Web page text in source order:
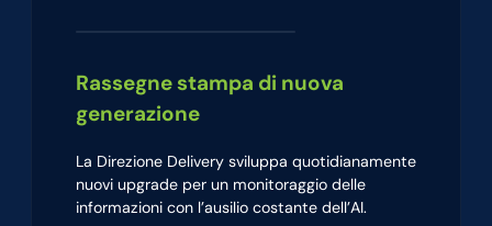
Rassegne stampa di nuova
generazione
La Direzione Delivery sviluppa quotidianamente
nuovi upgrade per un monitoraggio delle
informazioni con l’ausilio costante dell’AI.